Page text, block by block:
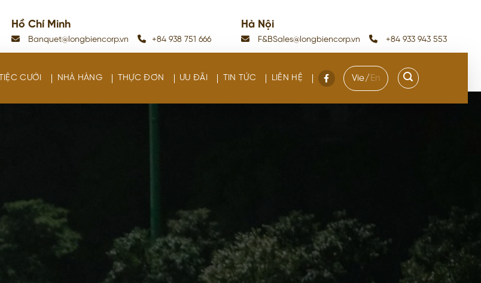
Hồ Chí Minh
Banquet@longbiencorp.vn +84 938 751 666
Hà Nội
F&BSales@longbiencorp.vn +84 933 943 553
TIỆC CƯỚI NHÀ HÀNG THỰC ĐƠN ƯU ĐÃI TIN TỨC LIÊN HỆ